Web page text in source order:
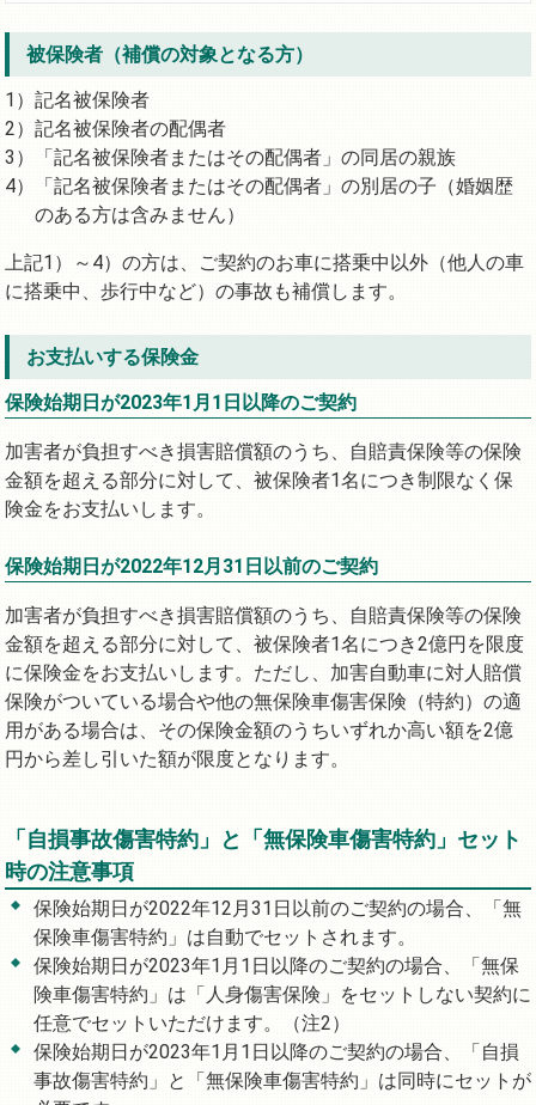
被保険者（補償の対象となる方）
記名被保険者
記名被保険者の配偶者
「記名被保険者またはその配偶者」の同居の親族
「記名被保険者またはその配偶者」の別居の子（婚姻歴
のある方は含みません）
上記1）～4）の方は、ご契約のお車に搭乗中以外（他人の車
に搭乗中、歩行中など）の事故も補償します。
お支払いする保険金
保険始期日が2023年1月1日以降のご契約
加害者が負担すべき損害賠償額のうち、自賠責保険等の保険
金額を超える部分に対して、被保険者1名につき制限なく保
険金をお支払いします。
保険始期日が2022年12月31日以前のご契約
加害者が負担すべき損害賠償額のうち、自賠責保険等の保険
金額を超える部分に対して、被保険者1名につき2億円を限度
に保険金をお支払いします。ただし、加害自動車に対人賠償
保険がついている場合や他の無保険車傷害保険（特約）の適
用がある場合は、その保険金額のうちいずれか高い額を2億
円から差し引いた額が限度となります。
「自損事故傷害特約」と「無保険車傷害特約」セット
時の注意事項
保険始期日が2022年12月31日以前のご契約の場合、「無
保険車傷害特約」は自動でセットされます。
保険始期日が2023年1月1日以降のご契約の場合、「無保
険車傷害特約」は「人身傷害保険」をセットしない契約に
任意でセットいただけます。（注2）
保険始期日が2023年1月1日以降のご契約の場合、「自損
事故傷害特約」と「無保険車傷害特約」は同時にセットが